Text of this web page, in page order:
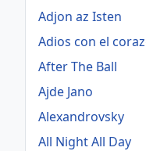
Adjon az Isten
Adios con el
After The Ball
Ajde Jano
Alexandrovsky
All Night All Day